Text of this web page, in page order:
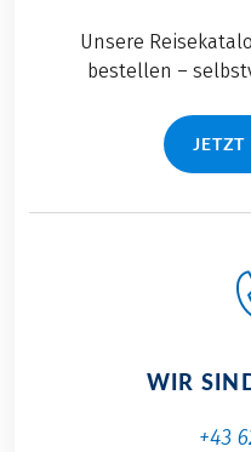
Unsere
bestellen –
JETZT
WIR
+43